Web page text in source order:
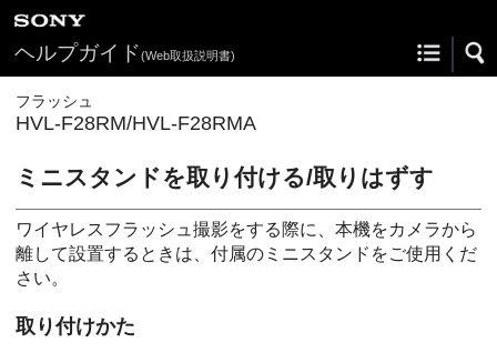
ヘルプガイド(Web取扱説明書)
フラッシュ
HVL-F28RM/HVL-F28RMA
ミニスタンドを取り付ける/取りはずす
ワイヤレスフラッシュ撮影をする際に、本機をカメラから
離して設置するときは、付属のミニスタンドをご使用くだ
さい。
取り付けかた